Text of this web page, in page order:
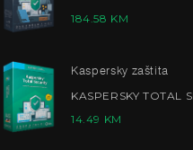
184.58 KM
Kaspersky zaštita
KASPERSKY TOTAL
14.49 KM